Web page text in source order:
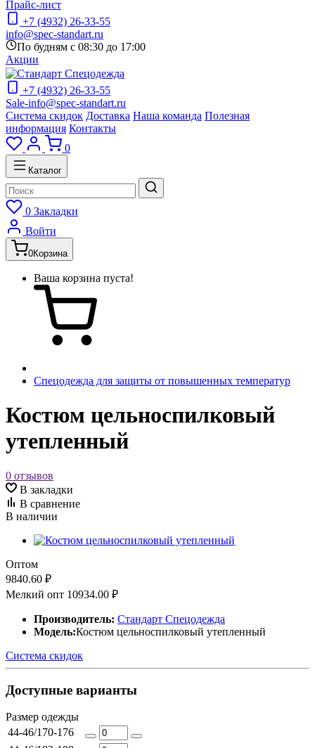
Прайс-лист
+7 (4932) 26-33-55
info@spec-standart.ru
По будням с 08:30 до 17:00
Акции
+7 (4932) 26-33-55
Sale-info@spec-standart.ru
Система скидок Доставка Наша команда Полезная
информация Контакты
0
Каталог
0 Закладки
Войти
0Корзина
Ваша корзина пуста!
Спецодежда для защиты от повышенных температур
Костюм цельноспилковый
утепленный
0 отзывов
В закладки
В сравнение
В наличии
Оптом
9840.60 ₽
Мелкий опт 10934.00 ₽
Производитель: Стандарт Спецодежда
Модель:Костюм цельноспилковый утепленный
Система скидок
Доступные варианты
Размер одежды
44-46/170-176